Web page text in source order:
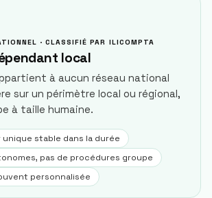
· CLASSIFIÉ PAR ILICOMPTA
local
à aucun réseau national
sur un périmètre local ou régional,
à taille humaine.
stable dans la durée
pas de procédures groupe
personnalisée